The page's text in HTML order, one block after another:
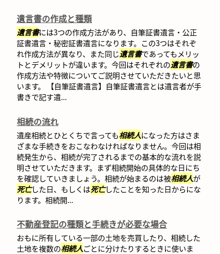
遺言書の作成と種類
遺言書には3つの作成方法があり、自筆証書遺言・公正
証書遺言・秘密証書遺言になります。この3つはそれぞ
れ作成方法が異なり、また同じ遺言書であってもメリッ
トとデメリットが違います。今回はそれぞれの遺言書の
作成方法や特徴についてご説明させていただきたいと思
います。 【自筆証書遺言】自筆証書遺言とは遺言者が手
書きで記す遺...
相続の流れ
遺産相続とひとくちで言っても相続人になった方はさま
ざまな手続きをおこなわなければなりません。今回は相
続発生から、相続が完了されるまでの基本的な流れを説
明させていただきます。まず相続開始の具体的な日にち
を確認していきましょう。相続が始まるのは被相続人が
死亡した日、もしくは死亡したことを知った日からにな
ります。相続開...
不動産登記の種類と手続きが必要な場合
おもに所有している一部の土地を売買したり、相続した
土地を複数の相続人ごとに分けたりするときに使いま